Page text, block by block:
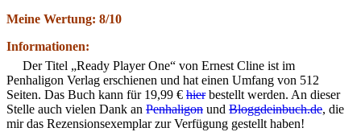
Meine Wertung: 8/10
Informationen:
Der Titel „Ready Player One“ von Ernest Cline ist im
Penhaligon Verlag erschienen und hat einen Umfang von 512
Seiten. Das Buch kann für 19,99 € hierbestellt werden. An dieser
Stelle auch vielen Dank an Penhaligon und Bloggdeinbuch.de, die
mir das Rezensionsexemplar zur Verfügung gestellt haben!